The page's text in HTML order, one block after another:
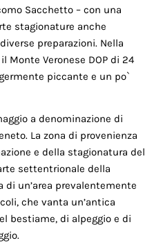
Sacchetto – con una
stagionature anche
preparazioni. Nella
Monte Veronese DOP di 24
piccante e un po`
a denominazione di
La zona di provenienza
e della stagionatura del
settentrionale della
di un’area prevalentemente
che vanta un’antica
bestiame, di alpeggio e di